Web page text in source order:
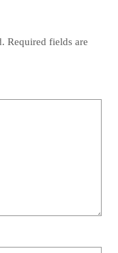
Required fields are